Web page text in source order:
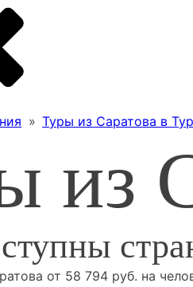
» Туры из Саратова в
из
от 58 794 руб. на